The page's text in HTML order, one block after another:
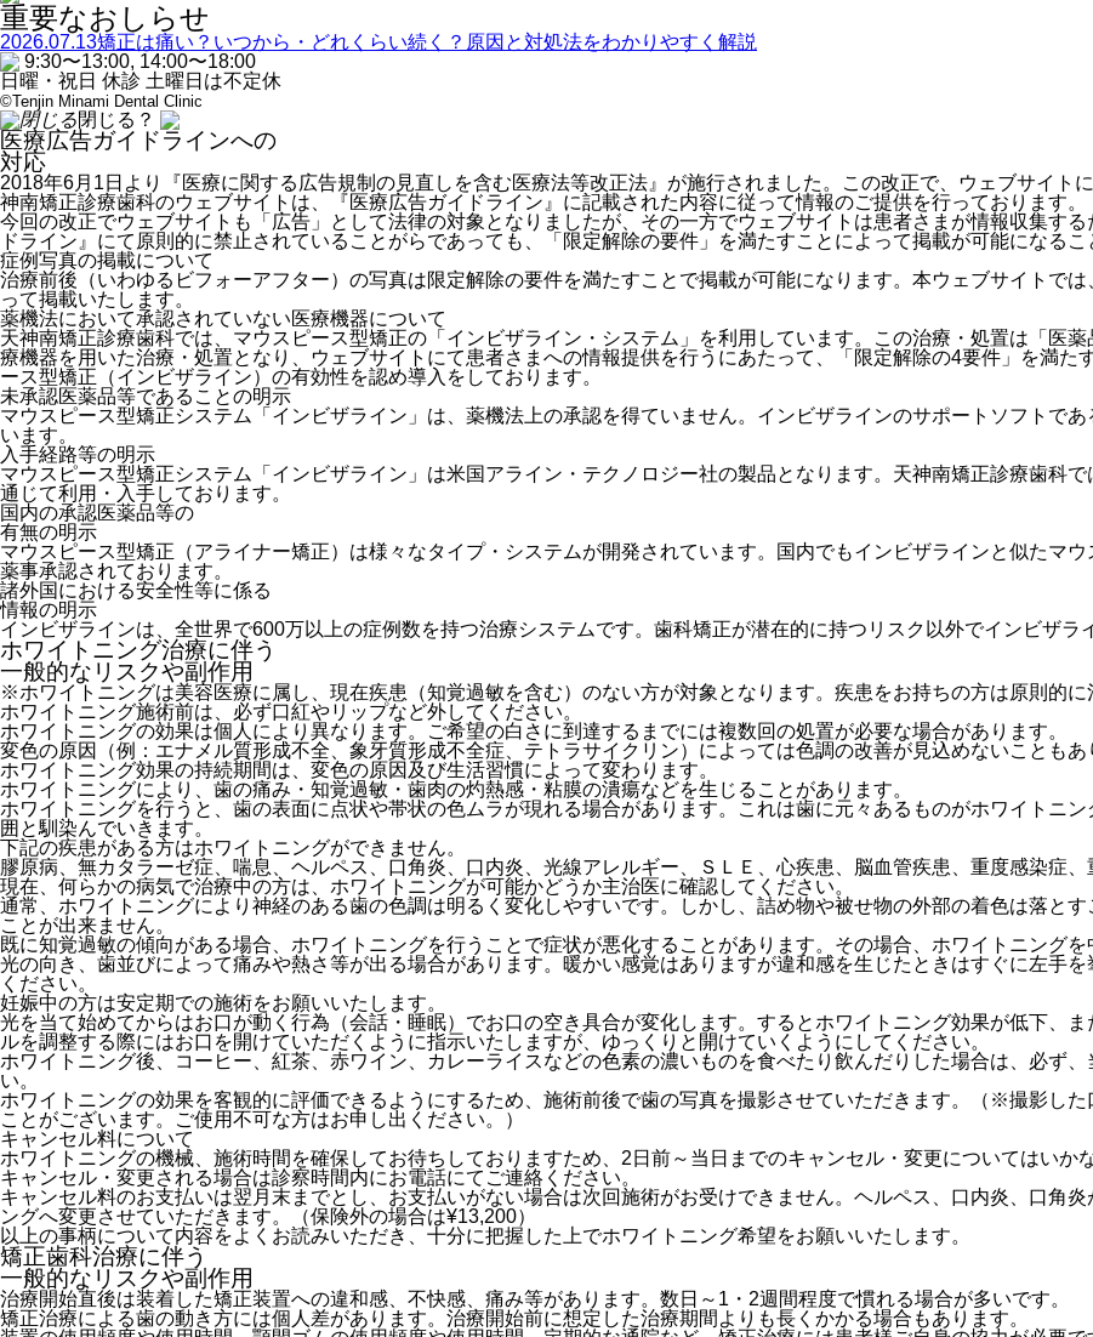
重要なおしらせ
2026.07.13矯正は痛い？いつから・どれくらい続く？原因と対処法をわかりやすく解説
9:30〜13:00, 14:00〜18:00
日曜・祝日 休診 土曜日は不定休
©Tenjin Minami Dental Clinic
閉じる？
医療広告ガイドラインへの
対応
2018年6月1日より『医療に関する広告規制の見直しを含む医療法等改正法』が施行されました。この改正で、ウェブサイト
神南矯正診療歯科のウェブサイトは、『医療広告ガイドライン』に記載された内容に従って情報のご提供を行っております。
今回の改正でウェブサイトも「広告」として法律の対象となりましたが、その一方でウェブサイトは患者さまが情報収集す
ドライン』にて原則的に禁止されていることがらであっても、「限定解除の要件」を満たすことによって掲載が可能になるこ
症例写真の掲載について
治療前後（いわゆるビフォーアフター）の写真は限定解除の要件を満たすことで掲載が可能になります。本ウェブサイトで
って掲載いたします。
薬機法において承認されていない医療機器について
天神南矯正診療歯科では、マウスピース型矯正の「インビザライン・システム」を利用しています。この治療・処置は「医
療機器を用いた治療・処置となり、ウェブサイトにて患者さまへの情報提供を行うにあたって、「限定解除の4要件」を満
ース型矯正（インビザライン）の有効性を認め導入をしております。
未承認医薬品等であることの明示
マウスピース型矯正システム「インビザライン」は、薬機法上の承認を得ていません。インビザラインのサポートソフトで
います。
入手経路等の明示
マウスピース型矯正システム「インビザライン」は米国アライン・テクノロジー社の製品となります。天神南矯正診療歯科
通じて利用・入手しております。
国内の承認医薬品等の
有無の明示
マウスピース型矯正（アライナー矯正）は様々なタイプ・システムが開発されています。国内でもインビザラインと似たマ
薬事承認されております。
諸外国における安全性等に係る
情報の明示
インビザラインは、全世界で600万以上の症例数を持つ治療システムです。歯科矯正が潜在的に持つリスク以外でインビザラ
ホワイトニング治療に伴う
一般的なリスクや副作用
※ホワイトニングは美容医療に属し、 現在疾患（知覚過敏を含む）のない方が対象 となります。疾患をお持ちの方は原則的に
ホワイトニング施術前は、必ず口紅やリップなど外してください。
ホワイトニングの効果は個人により異なります。ご希望の白さに到達するまでには複数回の処置が必要な場合があります。
変色の原因（例：エナメル質形成不全、象牙質形成不全症、テトラサイクリン）によっては色調の改善が見込めないこともあ
ホワイトニング効果の持続期間は、変色の原因及び生活習慣によって変わります。
ホワイトニングにより、歯の痛み・知覚過敏・歯肉の灼熱感・粘膜の潰瘍などを生じることがあります。
ホワイトニングを行うと、歯の表面に点状や帯状の色ムラが現れる場合があります。これは歯に元々あるものがホワイトニ
囲と馴染んでいきます。
下記の疾患がある方はホワイトニングができません。
膠原病、無カタラーゼ症、喘息、ヘルペス、口角炎、口内炎、光線アレルギー、ＳＬＥ、心疾患、脳血管疾患、重度感染症、
現在、何らかの病気で治療中の方は、ホワイトニングが可能かどうか主治医に確認してください。
通常、ホワイトニングにより神経のある歯の色調は明るく変化しやすいです。しかし、詰め物や被せ物の外部の着色は落と
ことが出来ません。
既に知覚過敏の傾向がある場合、ホワイトニングを行うことで症状が悪化することがあります。その場合、ホワイトニングを
光の向き、歯並びによって痛みや熱さ等が出る場合があります。暖かい感覚はありますが違和感を生じたときはすぐに左手
ください。
妊娠中の方は安定期での施術をお願いいたします。
光を当て始めてからはお口が動く行為（会話・睡眠）でお口の空き具合が変化します。するとホワイトニング効果が低下、
ルを調整する際にはお口を開けていただくように指示いたしますが、ゆっくりと開けていくようにしてください。
ホワイトニング後、コーヒー、紅茶、赤ワイン、カレーライスなどの色素の濃いものを食べたり飲んだりした場合は、必ず
い。
ホワイトニングの効果を客観的に評価できるようにするため、施術前後で歯の写真を撮影させていただきます。（※撮影し
ことがございます。ご使用不可な方はお申し出ください。）
キャンセル料について
ホワイトニングの機械、施術時間を確保してお待ちしておりますため、2日前～当日までのキャンセル・変更についてはいか
キャンセル・変更される場合は診察時間内にお電話にてご連絡ください。
キャンセル料のお支払いは翌月末までとし、お支払いがない場合は次回施術がお受けできません。ヘルペス、口内炎、口角
ングへ変更させていただきます。（保険外の場合は¥13,200）
以上の事柄について内容をよくお読みいただき、十分に把握した上でホワイトニング希望をお願いいたします。
矯正歯科治療に伴う
一般的なリスクや副作用
治療開始直後は装着した矯正装置への違和感、不快感、痛み等があります。数日～1・2週間程度で慣れる場合が多いです。
矯正治療による歯の動き方には個人差があります。治療開始前に想定した治療期間よりも長くかかる場合もあります。